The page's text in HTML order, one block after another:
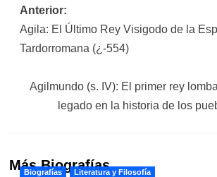
Navegación
de
entradas
Anterior:
Agila: El Último Rey Visigodo de la
Tardorromana (¿-554)
Agilmundo (s. IV): El primer rey
legado en la historia de los
Más Biografías
Biografías Literatura y Filosofía